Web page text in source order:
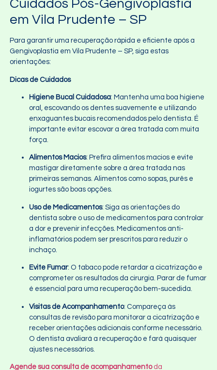
Cuidados Pós-Gengivoplastia
em Vila Prudente – SP
Para garantir uma recuperação rápida e eficiente após a
Gengivoplastia em Vila Prudente – SP, siga estas
orientações:
Dicas de Cuidados
Higiene Bucal Cuidadosa: Mantenha uma boa higiene
oral, escovando os dentes suavemente e utilizando
enxaguantes bucais recomendados pelo dentista. É
importante evitar escovar a área tratada com muita
força.
Alimentos Macios: Prefira alimentos macios e evite
mastigar diretamente sobre a área tratada nas
primeiras semanas. Alimentos como sopas, purês e
iogurtes são boas opções.
Uso de Medicamentos: Siga as orientações do
dentista sobre o uso de medicamentos para controlar
a dor e prevenir infecções. Medicamentos anti-
inflamatórios podem ser prescritos para reduzir o
inchaço.
Evite Fumar: O tabaco pode retardar a cicatrização e
comprometer os resultados da cirurgia. Parar de fumar
é essencial para uma recuperação bem-sucedida.
Visitas de Acompanhamento: Compareça às
consultas de revisão para monitorar a cicatrização e
receber orientações adicionais conforme necessário.
O dentista avaliará a recuperação e fará quaisquer
ajustes necessários.
Agende sua consulta de acompanhamentoda